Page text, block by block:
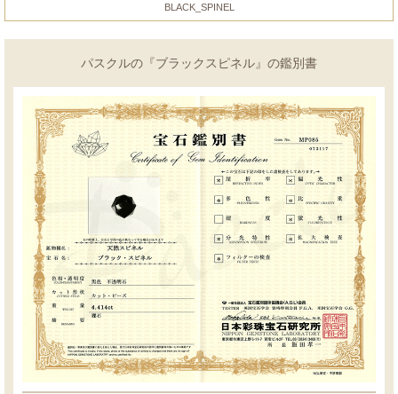
BLACK_SPINEL
パスクルの『ブラックスピネル』の鑑別書